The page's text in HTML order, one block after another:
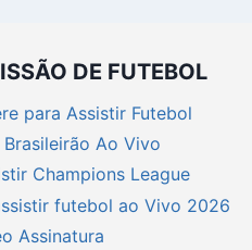
DE FUTEBOL
para Assistir Futebol
Ao Vivo
Champions League
futebol ao Vivo 2026
Assinatura